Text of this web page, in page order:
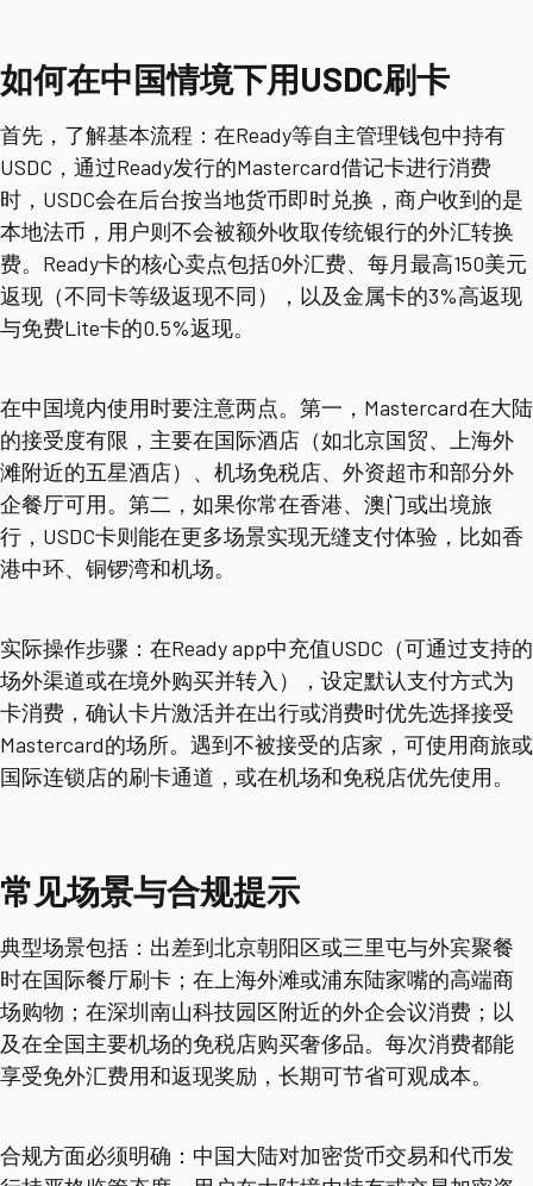
如何在中国情境下用USDC刷卡
首先，了解基本流程：在Ready等自主管理钱包中持有
USDC，通过Ready发行的Mastercard借记卡进行消费
时，USDC会在后台按当地货币即时兑换，商户收到的是
本地法币，用户则不会被额外收取传统银行的外汇转换
费。Ready卡的核心卖点包括0外汇费、每月最高150美元
返现（不同卡等级返现不同），以及金属卡的3%高返现
与免费Lite卡的0.5%返现。
在中国境内使用时要注意两点。第一，Mastercard在大陆
的接受度有限，主要在国际酒店（如北京国贸、上海外
滩附近的五星酒店）、机场免税店、外资超市和部分外
企餐厅可用。第二，如果你常在香港、澳门或出境旅
行，USDC卡则能在更多场景实现无缝支付体验，比如香
港中环、铜锣湾和机场。
实际操作步骤：在Ready app中充值USDC（可通过支持的
场外渠道或在境外购买并转入），设定默认支付方式为
卡消费，确认卡片激活并在出行或消费时优先选择接受
Mastercard的场所。遇到不被接受的店家，可使用商旅或
国际连锁店的刷卡通道，或在机场和免税店优先使用。
常见场景与合规提示
典型场景包括：出差到北京朝阳区或三里屯与外宾聚餐
时在国际餐厅刷卡；在上海外滩或浦东陆家嘴的高端商
场购物；在深圳南山科技园区附近的外企会议消费；以
及在全国主要机场的免税店购买奢侈品。每次消费都能
享受免外汇费用和返现奖励，长期可节省可观成本。
合规方面必须明确：中国大陆对加密货币交易和代币发